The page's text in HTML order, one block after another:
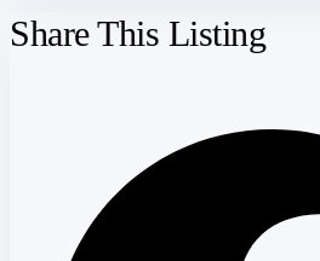
Share This Listing